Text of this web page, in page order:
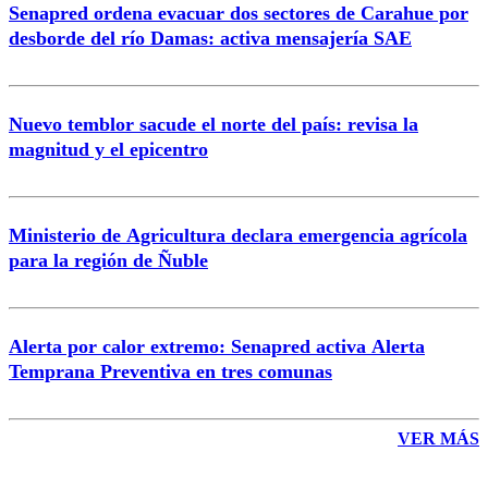
Correo
Senapred ordena evacuar dos sectores de Carahue por
desborde del río Damas: activa mensajería SAE
Nuevo temblor sacude el norte del país: revisa la
magnitud y el epicentro
Ministerio de Agricultura declara emergencia agrícola
para la región de Ñuble
Alerta por calor extremo: Senapred activa Alerta
Temprana Preventiva en tres comunas
VER MÁS